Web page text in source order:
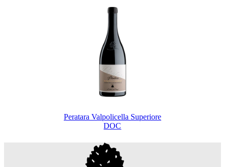
Peratara Valpolicella Superiore
DOC